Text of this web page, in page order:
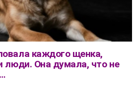
каждого щенка,
люди. Она думала, что не